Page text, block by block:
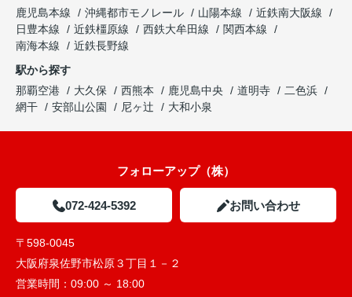
鹿児島本線
沖縄都市モノレール 山陽本線
近鉄南大阪線
日豊本線
近鉄橿原線 西鉄大牟田線
関西本線
南海本線
近鉄長野線
駅から探す
那覇空港
大久保 西熊本 鹿児島中央 道明寺
二色浜
網干
安部山公園 尼ヶ辻 大和小泉
フォローアップ（株）
072-424-5392 お問い合わせ
〒598-0045
大阪府泉佐野市松原３丁目１－２
営業時間： 09:00 ～ 18:00